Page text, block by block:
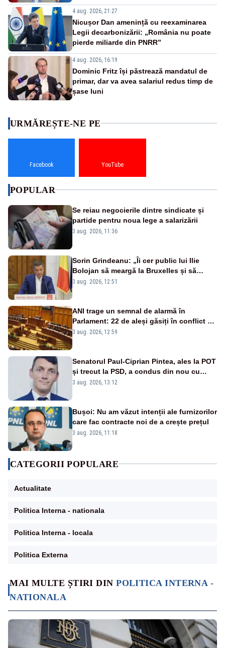
4 aug. 2026, 21:27
Nicușor Dan amenință cu reexaminarea
Legii decarbonizării: „România nu poate
pierde miliarde din PNRR”
4 aug. 2026, 16:19
Dominic Fritz își păstrează mandatul de
primar, dar va avea salariul redus timp de
șase luni
MAI MULTE ȘTIRI DINPOLITICA INTERNA -
NATIONALA
URMĂREȘTE-NE PE
Facebook YouTube
POPULAR
Se reiau negocierile dintre sindicate și
partide pentru noua lege a salarizării
3 aug. 2026, 11:36
Sorin Grindeanu: „Îi cer public lui Ilie
Bolojan să meargă la Bruxelles și să
amâne închiderea termocentralelor” –
3 aug. 2026, 12:51
ANI trage un semnal de alarmă în
Parlament: 22 de aleși găsiți în conflict de
interese au rămas în funcții
3 aug. 2026, 12:59
Senatorul Paul-Ciprian Pintea, ales la POT
și trecut la PSD, a condus din nou cu
permisul suspendat și nu a oprit la
3 aug. 2026, 13:12
Bușoi: Nu am văzut intenții ale furnizorilor
care fac contracte noi de a crește prețul
3 aug. 2026, 11:18
CATEGORII POPULARE
Actualitate
Politica Interna - nationala
Politica Interna - locala
Politica Externa